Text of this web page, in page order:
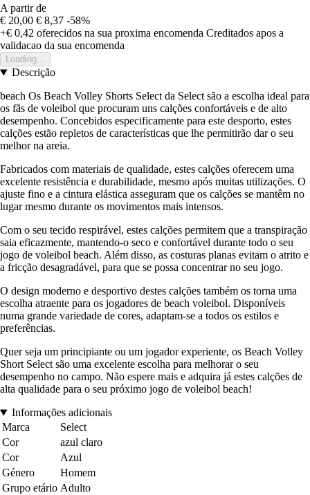
A partir de
€ 20,00 € 8,37 -58%
+€ 0,42 oferecidos na sua proxima encomenda Creditados apos a
validacao da sua encomenda
Loading...
Descrição
beach Os Beach Volley Shorts Select da Select são a escolha ideal para
os fãs de voleibol que procuram uns calções confortáveis e de alto
desempenho. Concebidos especificamente para este desporto, estes
calções estão repletos de características que lhe permitirão dar o seu
melhor na areia.
Fabricados com materiais de qualidade, estes calções oferecem uma
excelente resistência e durabilidade, mesmo após muitas utilizações. O
ajuste fino e a cintura elástica asseguram que os calções se mantêm no
lugar mesmo durante os movimentos mais intensos.
Com o seu tecido respirável, estes calções permitem que a transpiração
saia eficazmente, mantendo-o seco e confortável durante todo o seu
jogo de voleibol beach. Além disso, as costuras planas evitam o atrito e
a fricção desagradável, para que se possa concentrar no seu jogo.
O design moderno e desportivo destes calções também os torna uma
escolha atraente para os jogadores de beach voleibol. Disponíveis
numa grande variedade de cores, adaptam-se a todos os estilos e
preferências.
Quer seja um principiante ou um jogador experiente, os Beach Volley
Short Select são uma excelente escolha para melhorar o seu
desempenho no campo. Não espere mais e adquira já estes calções de
alta qualidade para o seu próximo jogo de voleibol beach!
Informações adicionais
Marca
Select
Cor
azul claro
Cor
Azul
Género
Homem
Grupo etário Adulto